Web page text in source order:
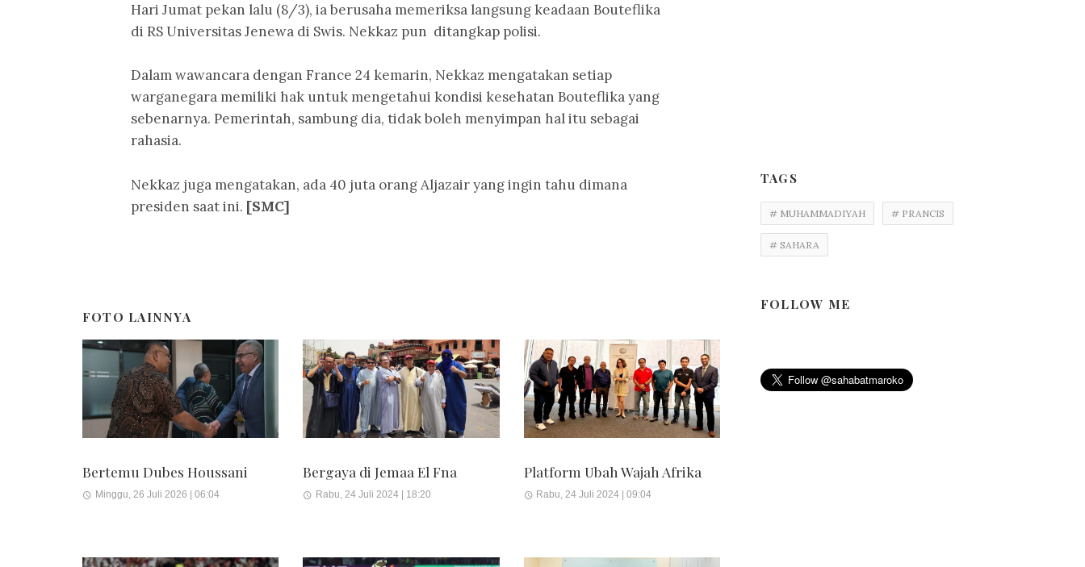
Hari Jumat pekan lalu (8/3), ia berusaha memeriksa langsung keadaan Bouteflika
di RS Universitas Jenewa di Swis. Nekkaz pun ditangkap polisi.
Dalam wawancara dengan France 24 kemarin, Nekkaz mengatakan setiap
warganegara memiliki hak untuk mengetahui kondisi kesehatan Bouteflika yang
sebenarnya. Pemerintah, sambung dia, tidak boleh menyimpan hal itu sebagai
rahasia.
Nekkaz juga mengatakan, ada 40 juta orang Aljazair yang ingin tahu dimana
presiden saat ini. [SMC]
FOTO LAINNYA
Bertemu Dubes Houssani
Minggu, 26 Juli 2026 | 06:04
Bergaya di Jemaa El Fna
Rabu, 24 Juli 2024 | 18:20
Platform Ubah Wajah Afrika
Rabu, 24 Juli 2024 | 09:04
TAGS
# MUHAMMADIYAH # PRANCIS
# SAHARA
FOLLOW ME